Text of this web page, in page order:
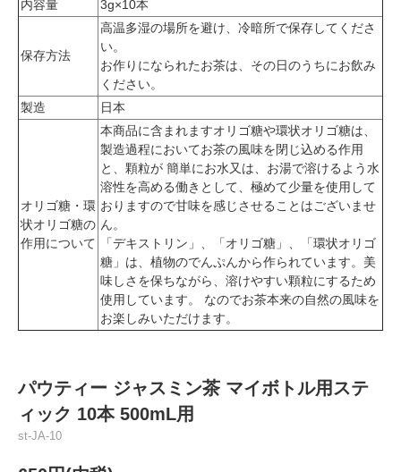
内容量
3g×10本
保存方法
高温多湿の場所を避け、冷暗所で保存してくださ
い。
お作りになられたお茶は、その日のうちにお飲み
ください。
製造
日本
オリゴ糖・環
状オリゴ糖の
作用について
本商品に含まれますオリゴ糖や環状オリゴ糖は、
製造過程においてお茶の風味を閉じ込める作用
と、顆粒が 簡単にお水又は、お湯で溶けるよう水
溶性を高める働きとして、極めて少量を使用して
おりますので甘味を感じさせることはございませ
ん。
「デキストリン」、「オリゴ糖」、「環状オリゴ
糖」は、植物のでんぷんから作られています。美
味しさを保ちながら、溶けやすい顆粒にするため
使用しています。 なのでお茶本来の自然の風味を
お楽しみいただけます。
パウティー ジャスミン茶 マイボトル用ステ
ィック 10本 500mL用
st-JA-10